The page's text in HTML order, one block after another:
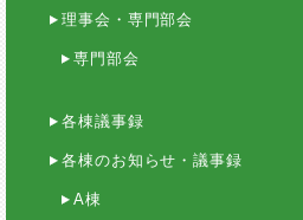
理事会・専門部会
専門部会
各棟議事録
各棟のお知らせ・議事録
A棟